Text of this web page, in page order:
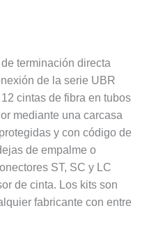
terminación directa
de la serie UBR
cintas de fibra en tubos
mediante una carcasa
y con código de
de empalme o
ST, SC y LC
de cinta. Los kits son
fabricante con entre